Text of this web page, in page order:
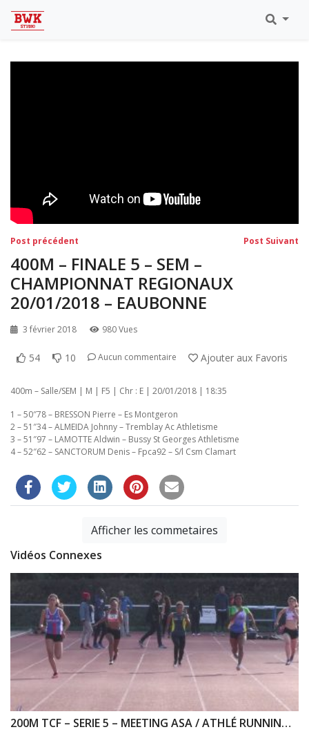
Eaubonne 2019
Navigation
de
l’article
Post précédent Post Suivant
400M – FINALE 5 – SEM –
CHAMPIONNAT REGIONAUX
20/01/2018 – EAUBONNE
3 février 2018 980 Vues
54 10 Aucun commentaire Ajouter aux Favoris
400m – Salle/SEM | M | F5 | Chr : E | 20/01/2018 | 18:35
1 – 50″78 – BRESSON Pierre – Es Montgeron
2 – 51″34 – ALMEIDA Johnny – Tremblay Ac Athletisme
3 – 51″97 – LAMOTTE Aldwin – Bussy St Georges Athletisme
4 – 52″62 – SANCTORUM Denis – Fpca92 – S/l Csm Clamart
Afficher les commetaires
Vidéos Connexes
200M TCF – SERIE 5 – MEETING ASA / ATHLÉ RUNNING 94 – 23/04/2017 – MAISONS ALFORT